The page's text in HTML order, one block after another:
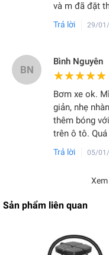
và m đã đặt
Trả lời 29/
BN
Bình Nguyên
★★★★★
★★★★★
Bơm xe ok.
giản, nhẹ
thêm bóng
trên ô tô.
Trả lời 05/
Sản phẩm liên quan